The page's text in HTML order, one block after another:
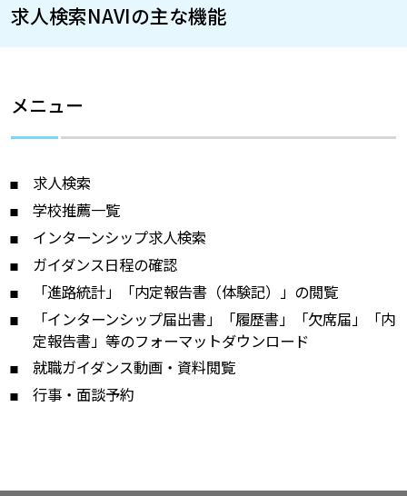
求人検索NAVIの主な機能
メニュー
求人検索
学校推薦一覧
インターンシップ求人検索
ガイダンス日程の確認
「進路統計」「内定報告書（体験記）」の閲覧
「インターンシップ届出書」「履歴書」「欠席届」「内
定報告書」等のフォーマットダウンロード
就職ガイダンス動画・資料閲覧
行事・面談予約